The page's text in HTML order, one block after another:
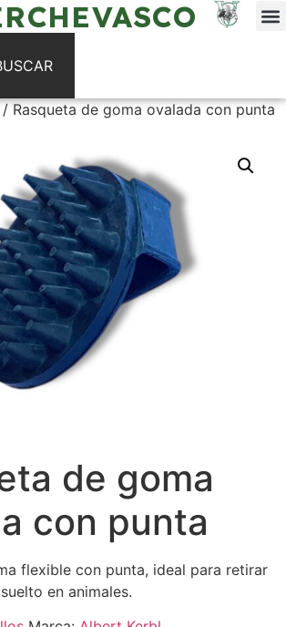
Rasqueta de goma ovalada con punta
de goma
con punta
flexible con punta, ideal para retirar
en animales.